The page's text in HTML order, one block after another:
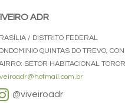
ADR
/ DISTRITO FEDERAL
QUINTAS DO TREVO,
SETOR HABITACIONAL
@viveiroadr